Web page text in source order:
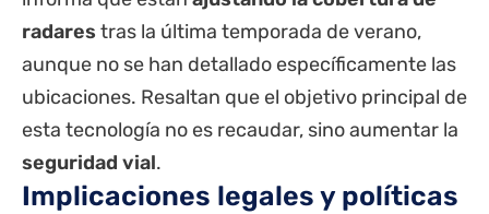
radares tras la última temporada de verano,
aunque no se han detallado específicamente las
ubicaciones. Resaltan que el objetivo principal de
esta tecnología no es recaudar, sino aumentar la
seguridad vial.
Implicaciones legales y políticas